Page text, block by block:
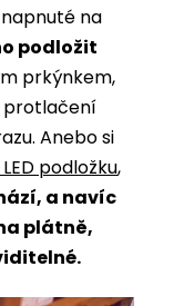
na
podložit
prkýnkem,
protlačení
Anebo si
podložku,
a navíc
plátně,